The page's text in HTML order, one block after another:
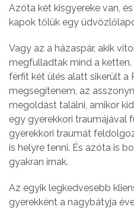
Azóta két kisgyereke van,
kapok tőlük egy
Vagy az a házaspár, akik
megfulladtak mind a
férfit két ülés alatt sikerült a
megsegítenem, az
megoldást találni, amikor
egy gyerekkori traumájával
gyerekkori traumát
is helyre tenni. És azóta is
gyakran írnak.
Az egyik legkedvesebb
gyerekként a nagybátyja